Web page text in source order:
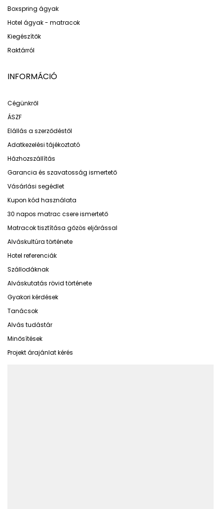
Boxspring ágyak
Hotel ágyak - matracok
Kiegészítők
Raktárról
INFORMÁCIÓ
Cégünkről
ÁSZF
Elállás a szerződéstől
Adatkezelési tájékoztató
Házhozszállítás
Garancia és szavatosság ismertető
Vásárlási segédlet
Kupon kód használata
30 napos matrac csere ismertető
Matracok tisztítása gőzös eljárással
Alváskultúra története
Hotel referenciák
Szállodáknak
Alváskutatás rövid története
Gyakori kérdések
Tanácsok
Alvás tudástár
Minősítések
Projekt árajánlat kérés